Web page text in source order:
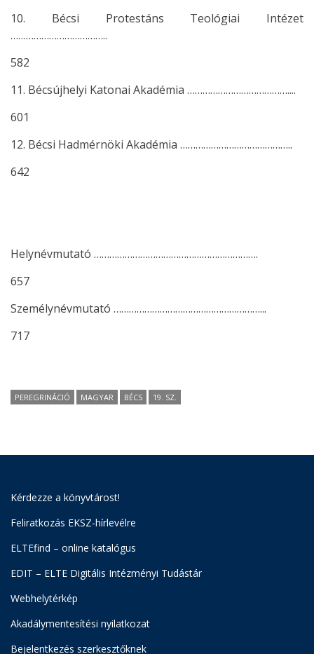
10. Bécsi Protestáns Teológiai Intézet
………………………………..
582
11. Bécsújhelyi Katonai Akadémia …………………………………....
601
12. Bécsi Hadmérnöki Akadémia ……………………………………..
642
Helynévmutató ……………………………………………………….
657
Személynévmutató …………………………………………………...
717
PEREGRINÁCIÓ MAGYAR BÉCS 19. SZ.
Kérdezze a könyvtárost!
Feliratkozás EKSZ-hírlevélre
ELTEfind – online katalógus
EDIT – ELTE Digitális Intézményi Tudástár
Webhelytérkép
Akadálymentesítési nyilatkozat
Bejelentkezés szerkesztőknek